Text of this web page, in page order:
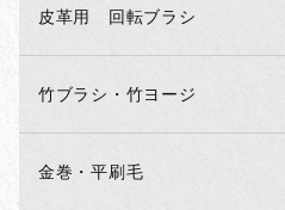
皮革用 回転ブラシ
竹ブラシ・竹ヨージ
金巻・平刷毛